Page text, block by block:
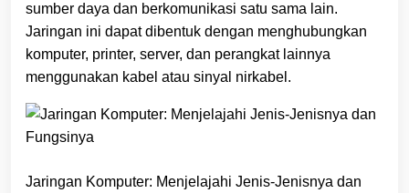
sumber daya dan berkomunikasi satu sama lain.
Jaringan ini dapat dibentuk dengan menghubungkan
komputer, printer, server, dan perangkat lainnya
menggunakan kabel atau sinyal nirkabel.
Jaringan Komputer: Menjelajahi Jenis-Jenisnya dan